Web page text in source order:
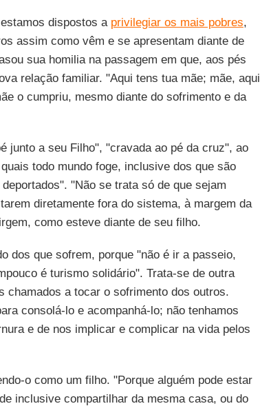
dispostos a privilegiar os mais pobres,
assim como vêm e se apresentam diante de
sua homilia na passagem em que, aos pés
relação familiar. "Aqui tens tua mãe; mãe, aqui
o cumpriu, mesmo diante do sofrimento e da
junto a seu Filho", "cravada ao pé da cruz", ao
todo mundo foge, inclusive dos que são
"Não se trata só de que sejam
diretamente fora do sistema, à margem da
como esteve diante de seu filho.
dos que sofrem, porque "não é ir a passeio,
é turismo solidário". Trata-se de outra
chamados a tocar o sofrimento dos outros.
consolá-lo e acompanhá-lo; não tenhamos
e de nos implicar e complicar na vida pelos
o como um filho. "Porque alguém pode estar
inclusive compartilhar da mesma casa, ou do